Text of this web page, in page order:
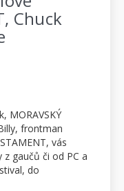
Chuck
MORAVSKÝ
frontman
vás
z gaučů či od PC a
do